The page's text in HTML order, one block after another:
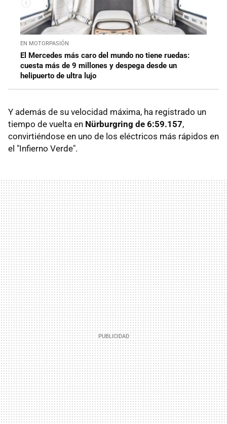
EN MOTORPASIÓN
El Mercedes más caro del mundo no tiene ruedas:
cuesta más de 9 millones y despega desde un
helipuerto de ultra lujo
Y además de su velocidad máxima, ha registrado un
tiempo de vuelta en Nürburgring de 6:59.157,
convirtiéndose en uno de los eléctricos más rápidos en
el "Infierno Verde".